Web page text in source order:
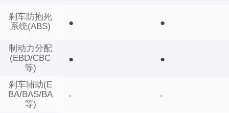
刹车防抱死
系统(ABS)
制动力分配
(EBD/CBC
等)
刹车辅助(E
BA/BAS/BA
等)
● ●
● ●
- -